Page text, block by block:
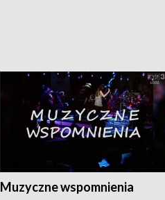
Muzyczne wspomnienia